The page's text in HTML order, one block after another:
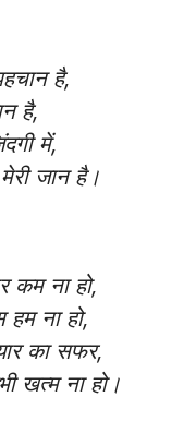
है,
है,
में,
जान है।
कम ना हो,
हम ना हो,
का सफर,
खत्म ना हो।